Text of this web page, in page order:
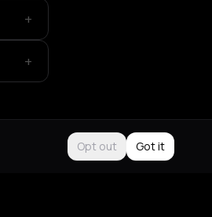
+
+
Opt out Got it